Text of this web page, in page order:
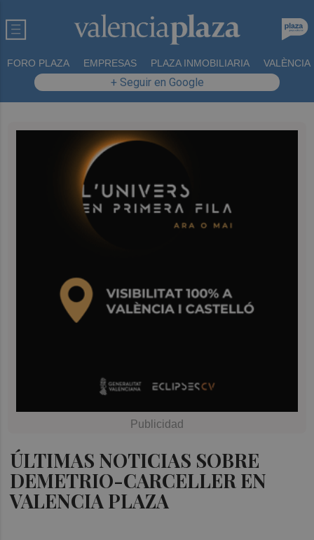
FORO PLAZA EMPRESAS PLAZA INMOBILIARIA VALÈNCIA
+ Seguir en Google
ÚLTIMAS NOTICIAS SOBRE
DEMETRIO-CARCELLER EN
VALENCIA PLAZA